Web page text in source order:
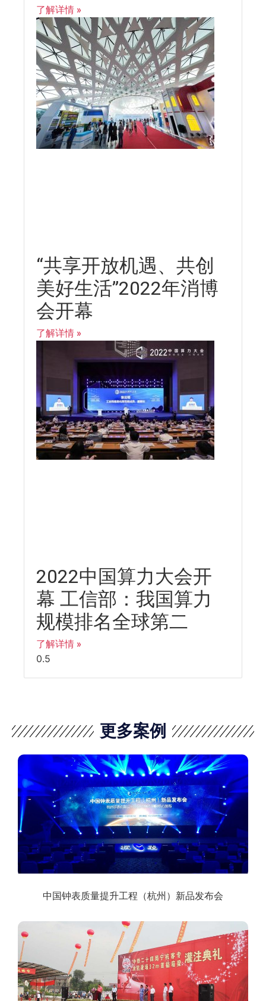
了解详情 »
“共享开放机遇、共创
美好生活”2022年消博
会开幕
了解详情 »
2022中国算力大会开
幕 工信部：我国算力
规模排名全球第二
了解详情 »
更多案例
中国钟表质量提升工程（杭州）新品发布会